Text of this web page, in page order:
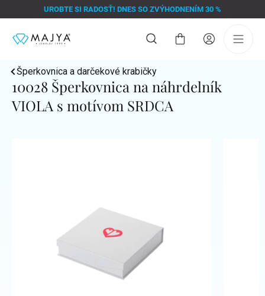
na
UROBTE SI RADOSŤ! DNES SO ZVÝHODNENÍM 30 %
Nákupný
Šperkovnica a darčekové krabičky
10028 Šperkovnica na náhrdelník
VIOLA s motívom SRDCA